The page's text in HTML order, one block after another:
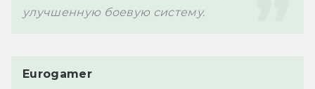
улучшенную боевую систему.
Eurogamer